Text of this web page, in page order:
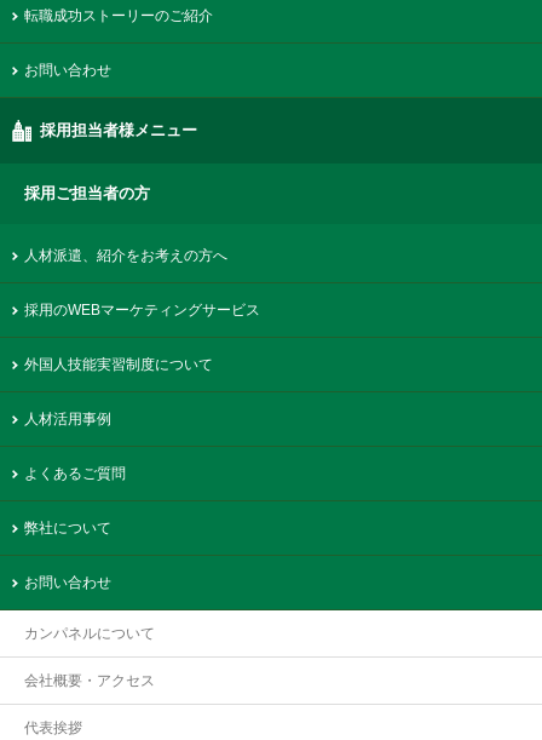
転職成功ストーリーのご紹介
お問い合わせ
採用担当者様メニュー
採用ご担当者の方
人材派遣、紹介をお考えの方へ
採用のWEBマーケティングサービス
外国人技能実習制度について
人材活用事例
よくあるご質問
弊社について
お問い合わせ
カンパネルについて
会社概要・アクセス
代表挨拶